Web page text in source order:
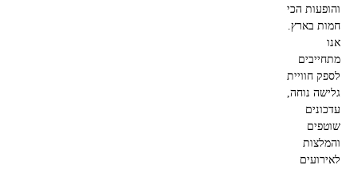
והופעות הכי
חמות בארץ.
מתחייבים
לספק חוויית
גלישה נוחה,
עדכונים
שוטפים
והמלצות
לאירועים